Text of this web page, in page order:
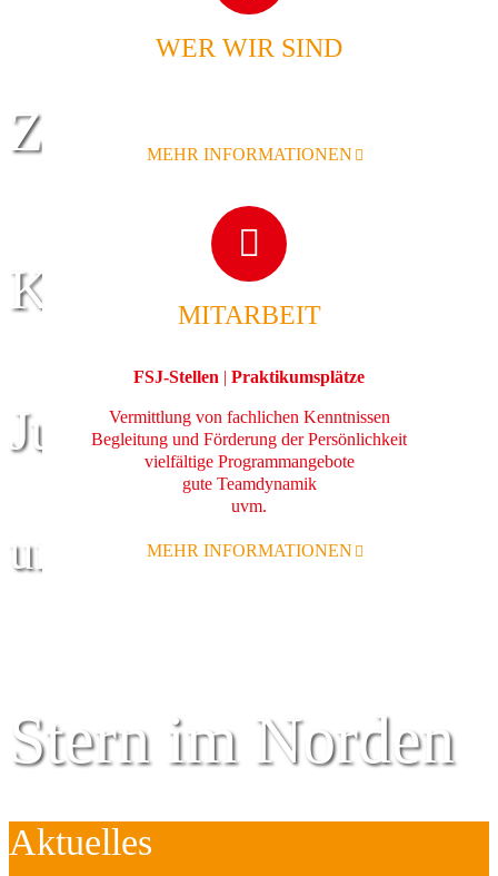
Zentrum für
Kinder
Jugend
und Familie
Stern im Norden
WER WIR SIND
MEHR INFORMATIONEN
MITARBEIT
FSJ-Stellen | Praktikumsplätze
Vermittlung von fachlichen Kenntnissen
Begleitung und Förderung der Persönlichkeit
vielfältige Programmangebote
gute Teamdynamik
uvm.
MEHR INFORMATIONEN
Aktuelles